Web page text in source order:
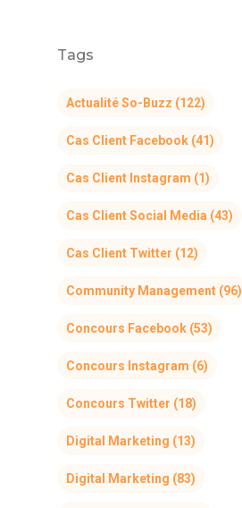
Tags
Actualité So-Buzz (122)
Cas Client Facebook (41)
Cas Client Instagram (1)
Cas Client Social Media (43)
Cas Client Twitter (12)
Community Management (96)
Concours Facebook (53)
Concours Instagram (6)
Concours Twitter (18)
Digital Marketing (13)
Digital Marketing (83)